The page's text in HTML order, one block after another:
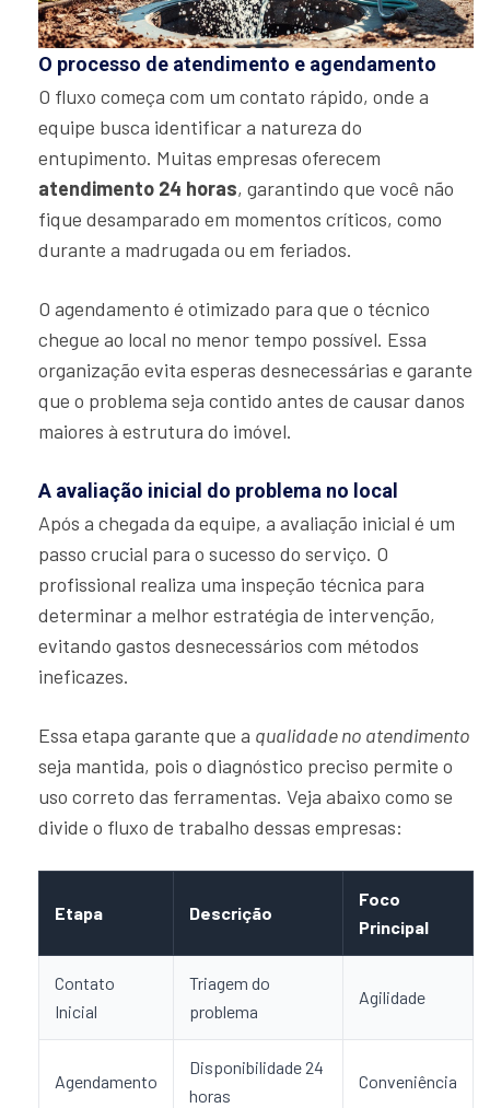
O processo de atendimento e agendamento
O fluxo começa com um contato rápido, onde a
equipe busca identificar a natureza do
entupimento. Muitas empresas oferecem
atendimento 24 horas, garantindo que você não
fique desamparado em momentos críticos, como
durante a madrugada ou em feriados.
O agendamento é otimizado para que o técnico
chegue ao local no menor tempo possível. Essa
organização evita esperas desnecessárias e garante
que o problema seja contido antes de causar danos
maiores à estrutura do imóvel.
A avaliação inicial do problema no local
Após a chegada da equipe, a avaliação inicial é um
passo crucial para o sucesso do serviço. O
profissional realiza uma inspeção técnica para
determinar a melhor estratégia de intervenção,
evitando gastos desnecessários com métodos
ineficazes.
Essa etapa garante que a qualidade no atendimento
seja mantida, pois o diagnóstico preciso permite o
uso correto das ferramentas. Veja abaixo como se
divide o fluxo de trabalho dessas empresas:
Etapa Descrição
Foco
Principal
Contato
Inicial
Triagem do
problema
Agilidade
Agendamento
Disponibilidade 24
horas
Conveniência